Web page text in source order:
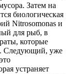
Затем на
биологическая
Nitrosomonas и
для рыб, в
которые
Следующий, уже
устраняет